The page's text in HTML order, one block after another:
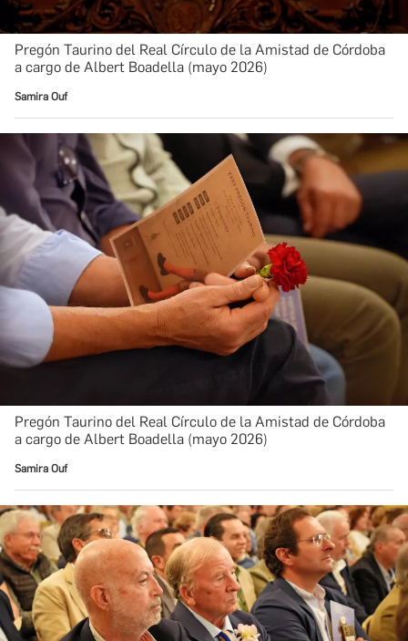
Pregón Taurino del Real Círculo de la Amistad de Córdoba
a cargo de Albert Boadella (mayo 2026)
Samira Ouf
Pregón Taurino del Real Círculo de la Amistad de Córdoba
a cargo de Albert Boadella (mayo 2026)
Samira Ouf